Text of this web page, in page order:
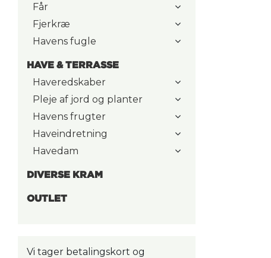
Får
Fjerkræ
Havens fugle
HAVE & TERRASSE
Haveredskaber
Pleje af jord og planter
Havens frugter
Haveindretning
Havedam
DIVERSE KRAM
OUTLET
Vi tager betalingskort og